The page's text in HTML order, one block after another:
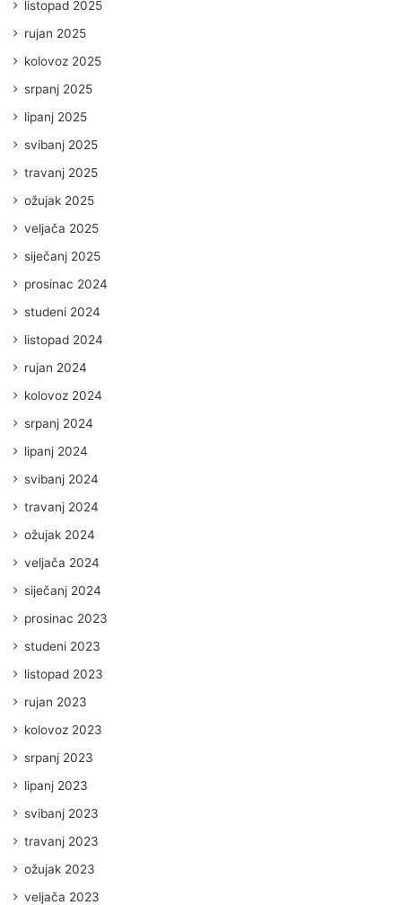
listopad 2025
rujan 2025
kolovoz 2025
srpanj 2025
lipanj 2025
svibanj 2025
travanj 2025
ožujak 2025
veljača 2025
siječanj 2025
prosinac 2024
studeni 2024
listopad 2024
rujan 2024
kolovoz 2024
srpanj 2024
lipanj 2024
svibanj 2024
travanj 2024
ožujak 2024
veljača 2024
siječanj 2024
prosinac 2023
studeni 2023
listopad 2023
rujan 2023
kolovoz 2023
srpanj 2023
lipanj 2023
svibanj 2023
travanj 2023
ožujak 2023
veljača 2023